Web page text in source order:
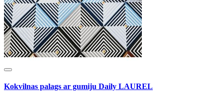
Kokvilnas palags ar gumiju Daily LAUREL